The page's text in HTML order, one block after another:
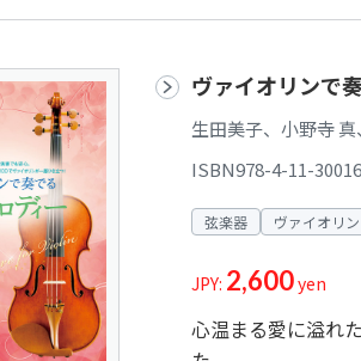
ヴァイオリンで
生田美子、小野寺
ISBN978-4-11-
弦楽器 ヴァイオリン
JPY: 2,600yen
心温まる愛に溢れ